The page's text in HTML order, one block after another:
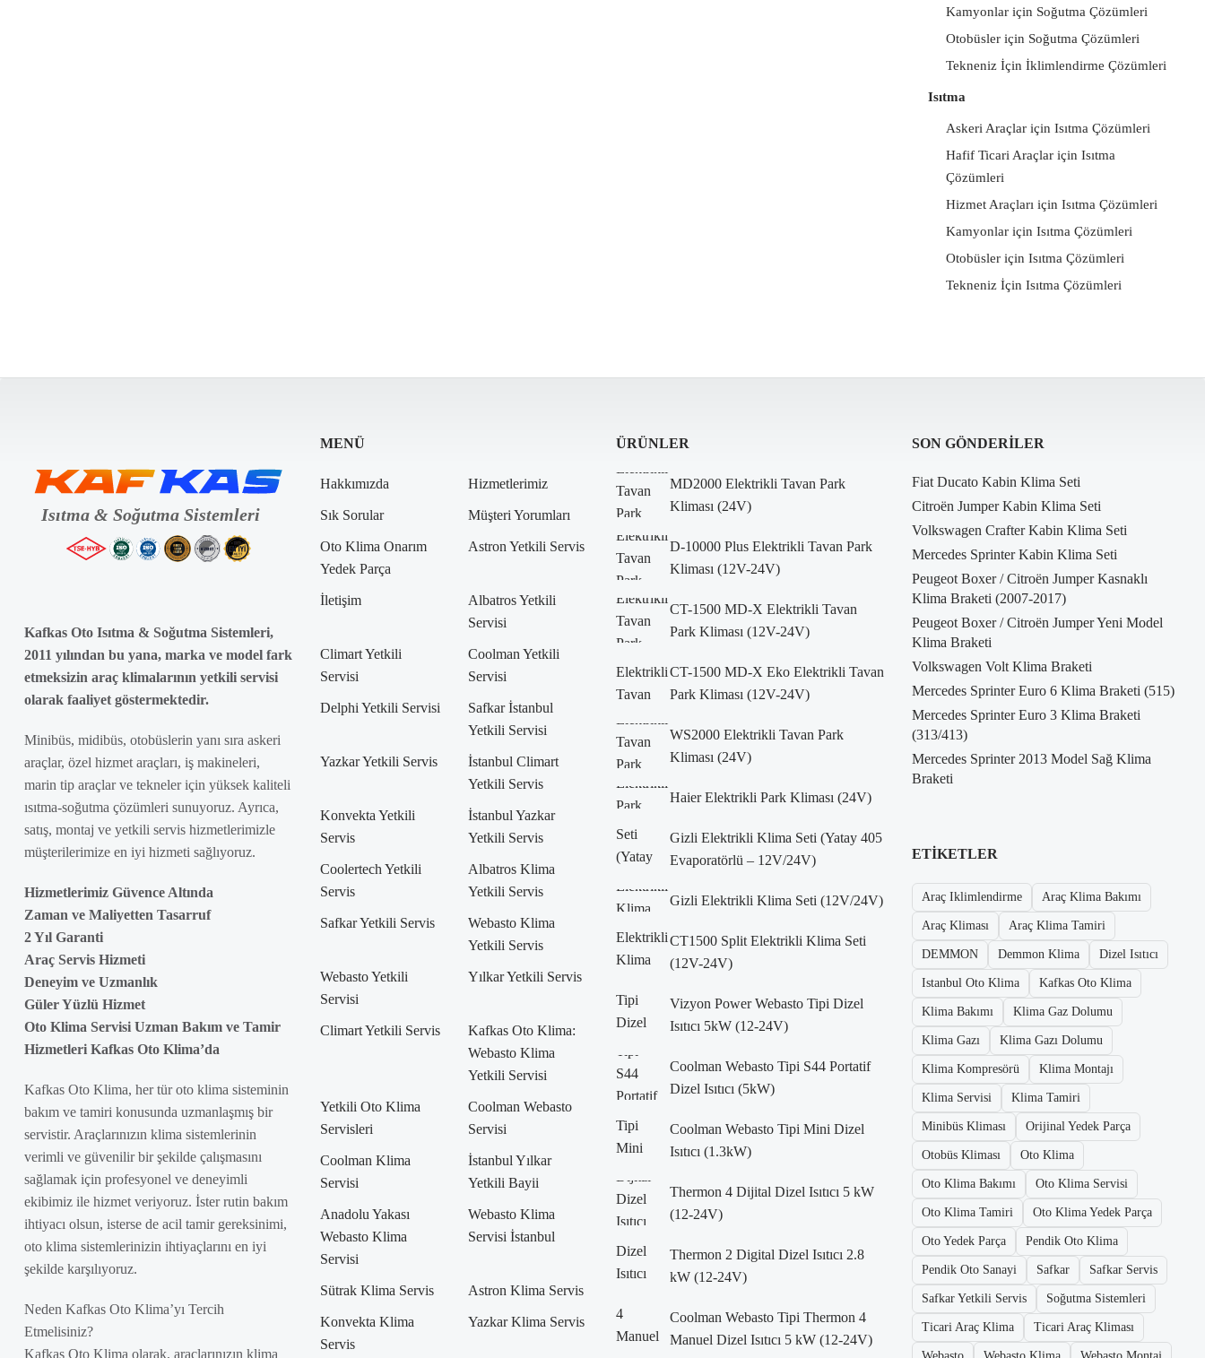
Kamyonlar için Soğutma Çözümleri
Otobüsler için Soğutma Çözümleri
Tekneniz İçin İklimlendirme Çözümleri
Isıtma
Askeri Araçlar için Isıtma Çözümleri
Hafif Ticari Araçlar için Isıtma
Çözümleri
Hizmet Araçları için Isıtma Çözümleri
Kamyonlar için Isıtma Çözümleri
Otobüsler için Isıtma Çözümleri
Tekneniz İçin Isıtma Çözümleri
Kafkas Oto Isıtma & Soğutma Sistemleri,
2011 yılından bu yana, marka ve model fark
etmeksizin araç klimalarının yetkili servisi
olarak faaliyet göstermektedir.
Minibüs, midibüs, otobüslerin yanı sıra askeri
araçlar, özel hizmet araçları, iş makineleri,
marin tip araçlar ve tekneler için yüksek kaliteli
ısıtma-soğutma çözümleri sunuyoruz. Ayrıca,
satış, montaj ve yetkili servis hizmetlerimizle
müşterilerimize en iyi hizmeti sağlıyoruz.
Hizmetlerimiz Güvence Altında
Zaman ve Maliyetten Tasarruf
2 Yıl Garanti
Araç Servis Hizmeti
Deneyim ve Uzmanlık
Güler Yüzlü Hizmet
Oto Klima Servisi Uzman Bakım ve Tamir
Hizmetleri Kafkas Oto Klima’da
Kafkas Oto Klima, her tür oto klima sisteminin
bakım ve tamiri konusunda uzmanlaşmış bir
servistir. Araçlarınızın klima sistemlerinin
verimli ve güvenilir bir şekilde çalışmasını
sağlamak için profesyonel ve deneyimli
ekibimiz ile hizmet veriyoruz. İster rutin bakım
ihtiyacı olsun, isterse de acil tamir gereksinimi,
oto klima sistemlerinizin ihtiyaçlarını en iyi
şekilde karşılıyoruz.
Neden Kafkas Oto Klima’yı Tercih
Etmelisiniz?
Kafkas Oto Klima olarak, araçlarınızın klima
MENÜ
Hakkımızda Hizmetlerimiz
Sık Sorular Müşteri Yorumları
Oto Klima Onarım
Yedek Parça
Astron Yetkili Servis
İletişim
Albatros Yetkili
Servisi
Climart Yetkili
Servisi
Coolman Yetkili
Servisi
Delphi Yetkili Servisi
Safkar İstanbul
Yetkili Servisi
Yazkar Yetkili Servis
İstanbul Climart
Yetkili Servis
Konvekta Yetkili
Servis
İstanbul Yazkar
Yetkili Servis
Coolertech Yetkili
Servis
Albatros Klima
Yetkili Servis
Safkar Yetkili Servis
Webasto Klima
Yetkili Servis
Webasto Yetkili
Servisi
Yılkar Yetkili Servis
Climart Yetkili Servis
Kafkas Oto Klima:
Webasto Klima
Yetkili Servisi
Yetkili Oto Klima
Servisleri
Coolman Webasto
Servisi
Coolman Klima
Servisi
İstanbul Yılkar
Yetkili Bayii
Anadolu Yakası
Webasto Klima
Servisi
Webasto Klima
Servisi İstanbul
Sütrak Klima Servis Astron Klima Servis
Konvekta Klima
Servis
Yazkar Klima Servis
ÜRÜNLER
MD2000 Elektrikli Tavan Park
Kliması (24V)
D-10000 Plus Elektrikli Tavan Park
Kliması (12V-24V)
CT-1500 MD-X Elektrikli Tavan
Park Kliması (12V-24V)
CT-1500 MD-X Eko Elektrikli Tavan
Park Kliması (12V-24V)
WS2000 Elektrikli Tavan Park
Kliması (24V)
Haier Elektrikli Park Kliması (24V)
Gizli Elektrikli Klima Seti (Yatay 405
Evaporatörlü – 12V/24V)
Gizli Elektrikli Klima Seti (12V/24V)
CT1500 Split Elektrikli Klima Seti
(12V-24V)
Vizyon Power Webasto Tipi Dizel
Isıtıcı 5kW (12-24V)
Coolman Webasto Tipi S44 Portatif
Dizel Isıtıcı (5kW)
Coolman Webasto Tipi Mini Dizel
Isıtıcı (1.3kW)
Thermon 4 Dijital Dizel Isıtıcı 5 kW
(12-24V)
Thermon 2 Digital Dizel Isıtıcı 2.8
kW (12-24V)
Coolman Webasto Tipi Thermon 4
Manuel Dizel Isıtıcı 5 kW (12-24V)
SON GÖNDERILER
Fiat Ducato Kabin Klima Seti
Citroën Jumper Kabin Klima Seti
Volkswagen Crafter Kabin Klima Seti
Mercedes Sprinter Kabin Klima Seti
Peugeot Boxer / Citroën Jumper Kasnaklı
Klima Braketi (2007-2017)
Peugeot Boxer / Citroën Jumper Yeni Model
Klima Braketi
Volkswagen Volt Klima Braketi
Mercedes Sprinter Euro 6 Klima Braketi (515)
Mercedes Sprinter Euro 3 Klima Braketi
(313/413)
Mercedes Sprinter 2013 Model Sağ Klima
Braketi
ETIKETLER
Araç Iklimlendirme Araç Klima Bakımı
Araç Kliması Araç Klima Tamiri
DEMMON Demmon Klima Dizel Isıtıcı
Istanbul Oto Klima Kafkas Oto Klima
Klima Bakımı Klima Gaz Dolumu
Klima Gazı Klima Gazı Dolumu
Klima Kompresörü Klima Montajı
Klima Servisi Klima Tamiri
Minibüs Kliması Orijinal Yedek Parça
Otobüs Kliması Oto Klima
Oto Klima Bakımı Oto Klima Servisi
Oto Klima Tamiri Oto Klima Yedek Parça
Oto Yedek Parça Pendik Oto Klima
Pendik Oto Sanayi Safkar Safkar Servis
Safkar Yetkili Servis Soğutma Sistemleri
Ticari Araç Klima Ticari Araç Kliması